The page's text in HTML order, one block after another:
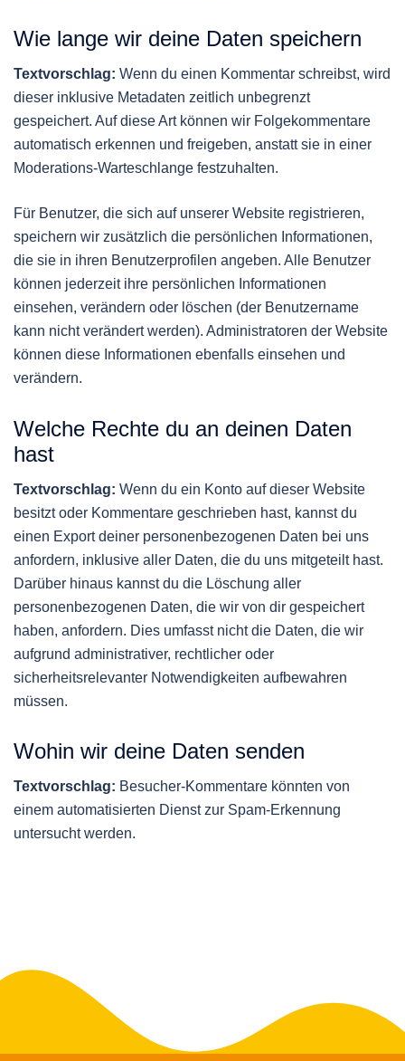
Wie lange wir deine Daten speichern
Textvorschlag: Wenn du einen Kommentar schreibst, wird
dieser inklusive Metadaten zeitlich unbegrenzt
gespeichert. Auf diese Art können wir Folgekommentare
automatisch erkennen und freigeben, anstatt sie in einer
Moderations-Warteschlange festzuhalten.
Für Benutzer, die sich auf unserer Website registrieren,
speichern wir zusätzlich die persönlichen Informationen,
die sie in ihren Benutzerprofilen angeben. Alle Benutzer
können jederzeit ihre persönlichen Informationen
einsehen, verändern oder löschen (der Benutzername
kann nicht verändert werden). Administratoren der Website
können diese Informationen ebenfalls einsehen und
verändern.
Welche Rechte du an deinen Daten
hast
Textvorschlag: Wenn du ein Konto auf dieser Website
besitzt oder Kommentare geschrieben hast, kannst du
einen Export deiner personenbezogenen Daten bei uns
anfordern, inklusive aller Daten, die du uns mitgeteilt hast.
Darüber hinaus kannst du die Löschung aller
personenbezogenen Daten, die wir von dir gespeichert
haben, anfordern. Dies umfasst nicht die Daten, die wir
aufgrund administrativer, rechtlicher oder
sicherheitsrelevanter Notwendigkeiten aufbewahren
müssen.
Wohin wir deine Daten senden
Textvorschlag: Besucher-Kommentare könnten von
einem automatisierten Dienst zur Spam-Erkennung
untersucht werden.